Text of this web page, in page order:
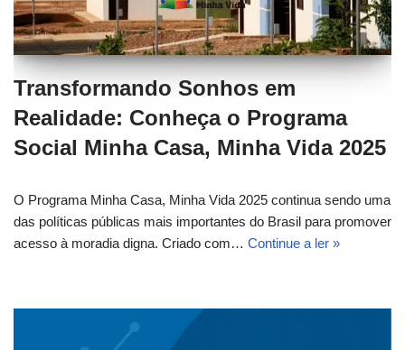
Transformando Sonhos em
Realidade: Conheça o Programa
Social Minha Casa, Minha Vida 2025
O Programa Minha Casa, Minha Vida 2025 continua sendo uma
das políticas públicas mais importantes do Brasil para promover
acesso à moradia digna. Criado com… Continue a ler »